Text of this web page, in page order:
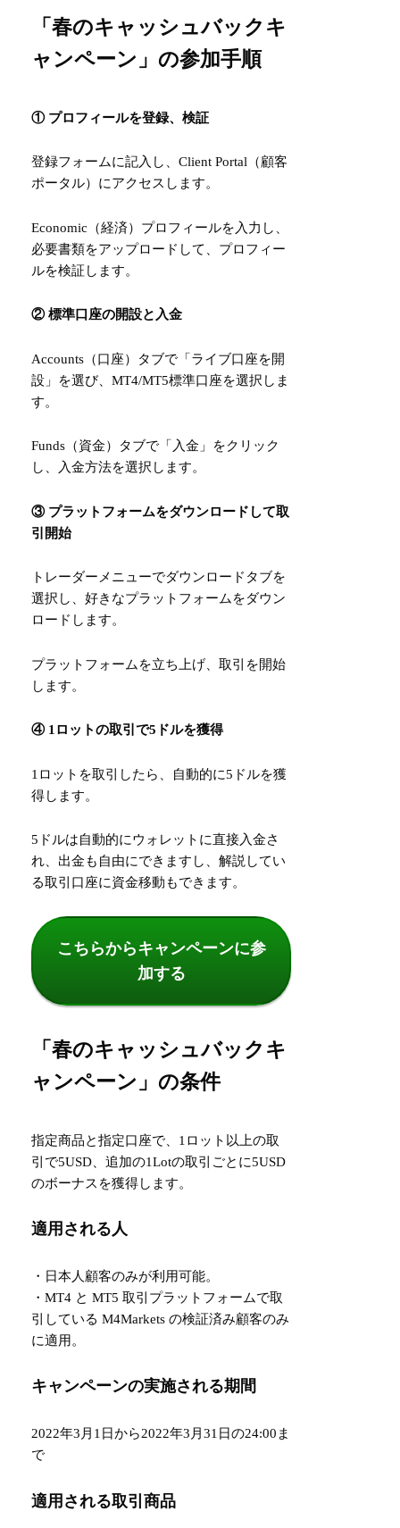
「春のキャッシュバックキ
ャンペーン」の参加手順
① プロフィールを登録、検証
登録フォームに記入し、Client Portal（顧客
ポータル）にアクセスします。
Economic（経済）プロフィールを入力し、
必要書類をアップロードして、プロフィー
ルを検証します。
② 標準口座の開設と入金
Accounts（口座）タブで「ライブ口座を開
設」を選び、MT4/MT5標準口座を選択しま
す。
Funds（資金）タブで「入金」をクリック
し、入金方法を選択します。
③ プラットフォームをダウンロードして取
引開始
トレーダーメニューでダウンロードタブを
選択し、好きなプラットフォームをダウン
ロードします。
プラットフォームを立ち上げ、取引を開始
します。
④ 1ロットの取引で5ドルを獲得
1ロットを取引したら、自動的に5ドルを獲
得します。
5ドルは自動的にウォレットに直接入金さ
れ、出金も自由にできますし、解説してい
る取引口座に資金移動もできます。
こちらからキャンペーンに参
加する
「春のキャッシュバックキ
ャンペーン」の条件
指定商品と指定口座で、1ロット以上の取
引で5USD、追加の1Lotの取引ごとに5USD
のボーナスを獲得します。
適用される人
・日本人顧客のみが利用可能。
・MT4 と MT5 取引プラットフォームで取
引している M4Markets の検証済み顧客のみ
に適用。
キャンペーンの実施される期間
2022年3月1日から2022年3月31日の24:00ま
で
適用される取引商品